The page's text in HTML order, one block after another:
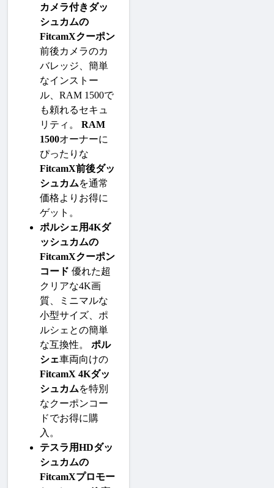
カメラ付きダッ
シュカムの
FitcamXクーポン
前後カメラのカ
バレッジ、簡単
なインストー
ル、RAM 1500で
も頼れるセキュ
リティ。 RAM
1500オーナーに
ぴったりな
FitcamX前後ダッ
シュカムを通常
価格よりお得に
ゲット。
ポルシェ用4Kダ
ッシュカムの
FitcamXクーポン
コード 優れた超
クリアな4K画
質、ミニマルな
小型サイズ、ポ
ルシェとの簡単
な互換性。 ポル
シェ車両向けの
FitcamX 4Kダッ
シュカムを特別
なクーポンコー
ドでお得に購
入。
テスラ用HDダッ
シュカムの
FitcamXプロモー